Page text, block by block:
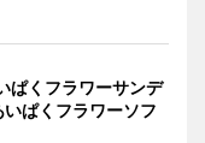
ぱくフラワーサンデ
ぱくフラワーソフ